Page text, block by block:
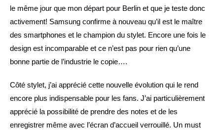
le même jour que mon départ pour Berlin et que je teste donc
activement! Samsung confirme à nouveau qu’il est le maître
des smartphones et le champion du stylet. Encore une fois le
design est incomparable et ce n’est pas pour rien qu’une
bonne partie de l’industrie le copie….
Côté stylet, j’ai apprécié cette nouvelle évolution qui le rend
encore plus indispensable pour les fans. J’ai particulièrement
apprécié la possibilité de prendre des notes et de les
enregistrer même avec l’écran d’accueil verrouillé. Un must